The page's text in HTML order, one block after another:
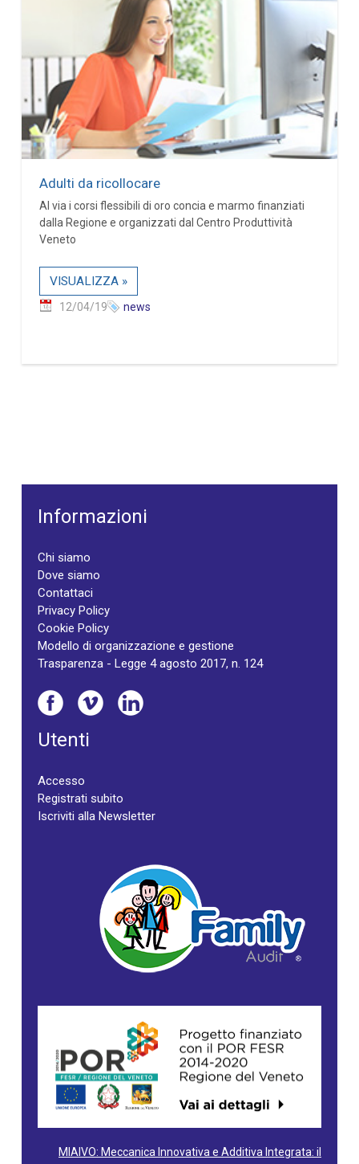
Adulti da ricollocare
Al via i corsi flessibili di oro concia e marmo finanziati
dalla Regione e organizzati dal Centro Produttività
Veneto
VISUALIZZA »
12/04/19 news
Informazioni
Chi siamo
Dove siamo
Contattaci
Privacy Policy
Cookie Policy
Modello di organizzazione e gestione
Trasparenza - Legge 4 agosto 2017, n. 124
Utenti
Accesso
Registrati subito
Iscriviti alla Newsletter
MIAIVO: Meccanica Innovativa e Additiva Integrata: il